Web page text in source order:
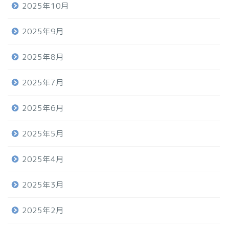
2025年10月
2025年9月
2025年8月
2025年7月
2025年6月
2025年5月
2025年4月
2025年3月
2025年2月